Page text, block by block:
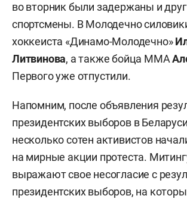
во вторник были задержаны и
спортсмены. В Молодечно
хоккеиста «Динамо-Молодечно»
Литвинова, а также бойца ММА
Первого уже отпустили.
Напомним, после объявления
президентских выборов в
несколько сотен активистов
на мирные акции протеста.
выражают свое несогласие с
президентских выборов, на